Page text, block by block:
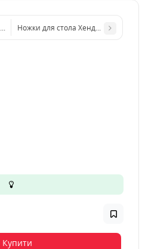
из металла
Ножки для стола Хендерсон из
Купити